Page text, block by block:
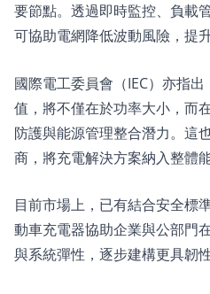
要節點。透過即時監控、負載
可協助電網降低波動風險，提
國際電工委員會（IEC）亦指
值，將不僅在於功率大小，而
防護與能源管理整合潛力。這
商，將充電解決方案納入整體
目前市場上，已有結合安全標
動車充電器協助企業與公部門
與系統彈性，逐步建構更具韌